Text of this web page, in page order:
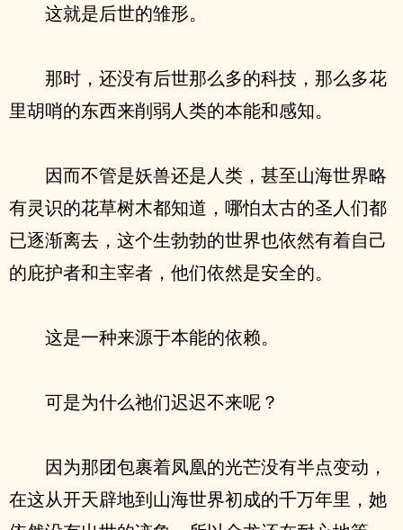
这就是后世的雏形。
那时，还没有后世那么多的科技，那么多花
里胡哨的东西来削弱人类的本能和感知。
因而不管是妖兽还是人类，甚至山海世界略
有灵识的花草树木都知道，哪怕太古的圣人们都
已逐渐离去，这个生勃勃的世界也依然有着自己
的庇护者和主宰者，他们依然是安全的。
这是一种来源于本能的依赖。
可是为什么祂们迟迟不来呢？
因为那团包裹着凤凰的光芒没有半点变动，
在这从开天辟地到山海世界初成的千万年里，她